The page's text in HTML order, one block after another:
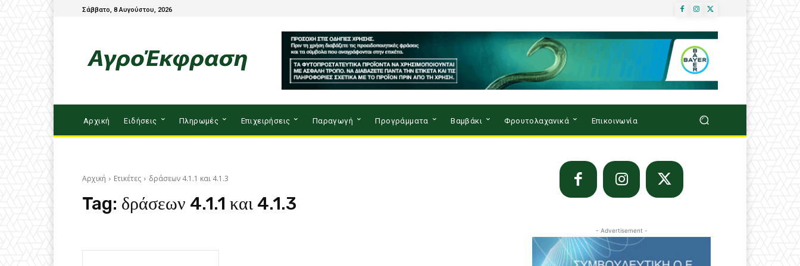
Σάββατο, 8 Αυγούστου, 2026
Αρχική Ειδήσεις Πληρωμές Επιχειρήσεις Παραγωγή Προγράμματα Βαμβάκι Φρουτολαχανικά Επικοινωνία
Αρχική Ετικέτες δράσεων 4.1.1 και 4.1.3
Tag: δράσεων 4.1.1 και 4.1.3
- Advertisement -